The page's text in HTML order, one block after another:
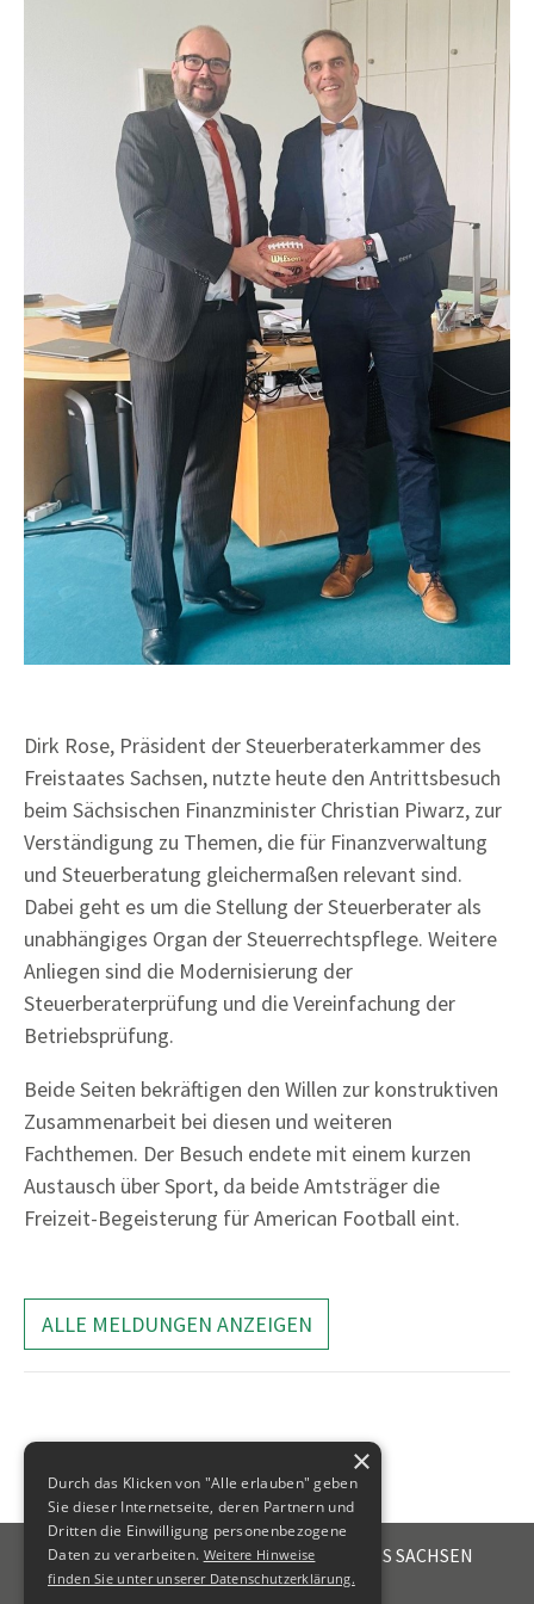
Dirk Rose, Präsident der Steuerberaterkammer des
Freistaates Sachsen, nutzte heute den Antrittsbesuch
beim Sächsischen Finanzminister Christian Piwarz, zur
Verständigung zu Themen, die für Finanzverwaltung
und Steuerberatung gleichermaßen relevant sind.
Dabei geht es um die Stellung der Steuerberater als
unabhängiges Organ der Steuerrechtspflege. Weitere
Anliegen sind die Modernisierung der
Steuerberaterprüfung und die Vereinfachung der
Betriebsprüfung.
Beide Seiten bekräftigen den Willen zur konstruktiven
Zusammenarbeit bei diesen und weiteren
Fachthemen. Der Besuch endete mit einem kurzen
Austausch über Sport, da beide Amtsträger die
Freizeit-Begeisterung für American Football eint.
ALLE MELDUNGEN ANZEIGEN
STEUERBERATERKAMMER DES FREISTAATES SACHSEN
Emil-Fuchs-Str. 2
×
Durch das Klicken von "Alle erlauben" geben
Sie dieser Internetseite, deren Partnern und
Dritten die Einwilligung personenbezogene
Daten zu verarbeiten. Weitere Hinweise
finden Sie unter unserer Datenschutzerklärung.